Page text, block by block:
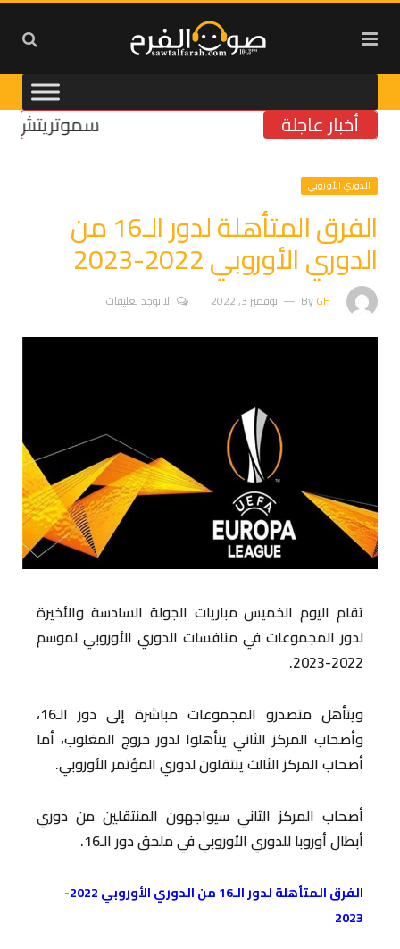
أخبار عاجلة سموتريتش:
الدوري الأوروبي
الفرق المتأهلة لدور الـ16 من
الدوري الأوروبي 2022-2023
ByGH نوفمبر 3, 2022 لا توجد تعليقات
تقام اليوم الخميس مباريات الجولة السادسة والأخيرة
لدور المجموعات في منافسات الدوري الأوروبي لموسم
2022-2023.
ويتأهل متصدرو المجموعات مباشرة إلى دور الـ16،
وأصحاب المركز الثاني يتأهلوا لدور خروج المغلوب، أما
أصحاب المركز الثالث ينتقلون لدوري المؤتمر الأوروبي.
أصحاب المركز الثاني سيواجهون المنتقلين من دوري
أبطال أوروبا للدوري الأوروبي في ملحق دور الـ16.
الفرق المتأهلة لدور الـ16 من الدوري الأوروبي 2022-
2023